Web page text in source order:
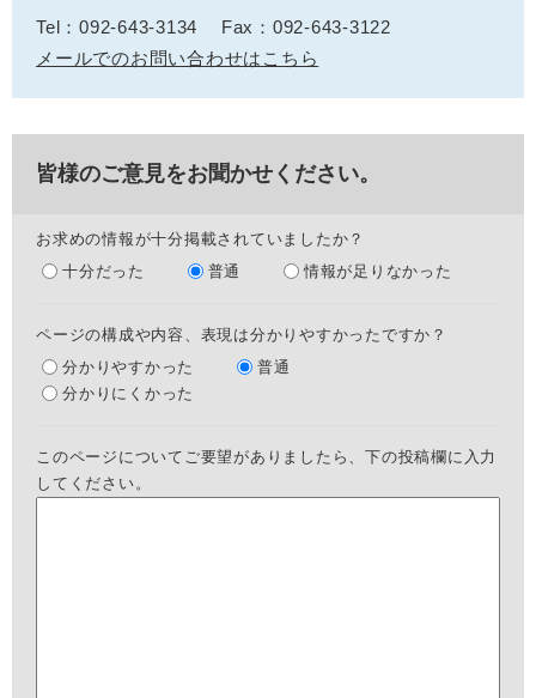
Tel：092-643-3134
Fax：092-643-3122
メールでのお問い合わせはこちら
皆様のご意見をお聞かせください。
お求めの情報が十分掲載されていましたか？
十分だった
普通 情報が足りなかった
ページの構成や内容、表現は分かりやすかったですか？
分かりやすかった
普通
分かりにくかった
このページについてご要望がありましたら、下の投稿欄に入力
してください。